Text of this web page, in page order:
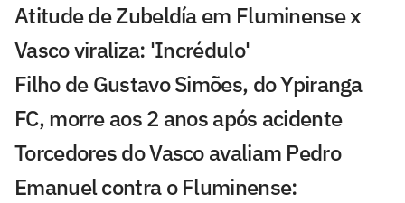
Atitude de Zubeldía em Fluminense x
Vasco viraliza: 'Incrédulo'
Filho de Gustavo Simões, do Ypiranga
FC, morre aos 2 anos após acidente
Torcedores do Vasco avaliam Pedro
Emanuel contra o Fluminense: